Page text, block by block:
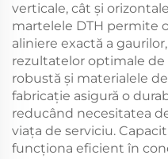
verticale, cât și
martelele DTH permite
aliniere exactă a
rezultatelor optimale de
robustă și materialele
fabricație asigură o
reducând necesitatea
viața de serviciu.
funcționa eficient în